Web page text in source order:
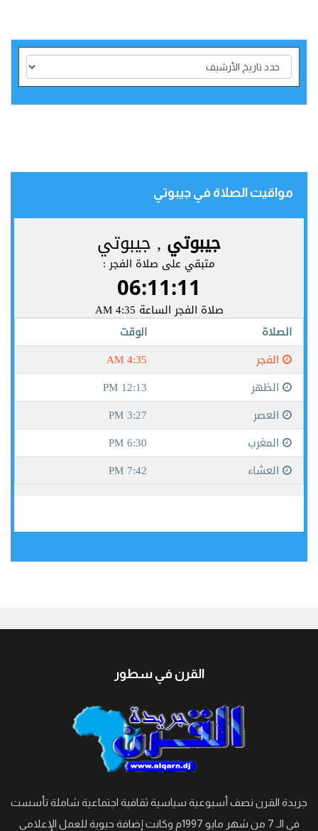
مواقيت الصلاة في جيبوتي‎
القرن في سطور
جريدة القرن نصف أسبوعية سياسية ثقافية اجتماعية شاملة تأسست
في الـ 7 من شهر مايو 1997م وكانت إضافة حيوية للعمل الإعلامي